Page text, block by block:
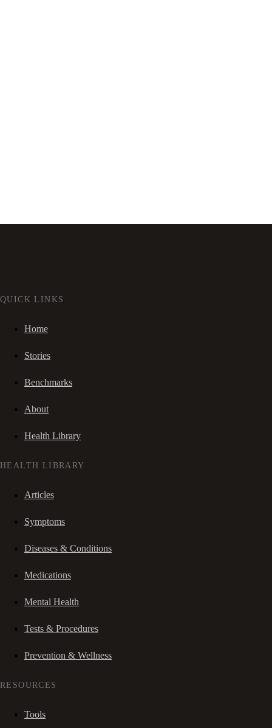
QUICK LINKS
Home
Stories
Benchmarks
About
Health Library
HEALTH LIBRARY
Articles
Symptoms
Diseases & Conditions
Medications
Mental Health
Tests & Procedures
Prevention & Wellness
RESOURCES
Tools